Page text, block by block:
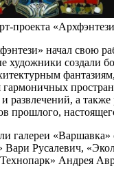
проекта
начал свою
художники создали
гармоничных
развлечений, а
прошлого,
галереи «Варшавка»
Вари Русалевич,
Андрея